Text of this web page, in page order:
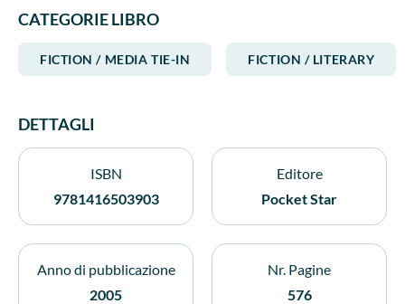
tragedy, as Justin Quayle--amateur gardener, aging
widower, and ineffectual bureaucrat--discovers his own
natural resources and the extraordinary courage of the
woman he barely had time to love.
CATEGORIE LIBRO
FICTION / MEDIA TIE-IN FICTION / LITERARY
DETTAGLI
ISBN
9781416503903
Editore
Pocket Star
Anno di pubblicazione
2005
Nr. Pagine
576